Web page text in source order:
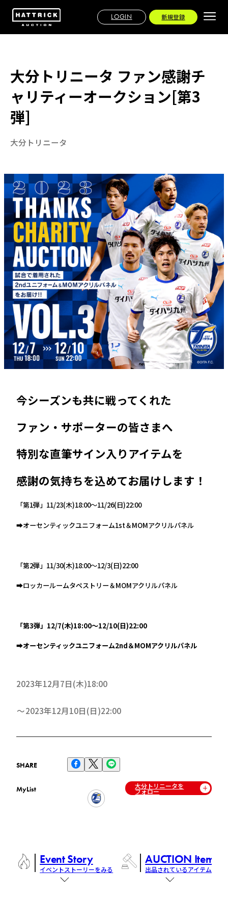
LOGIN 新規登録
大分トリニータ ファン感謝チ
ャリティーオークション[第3
弾]
大分トリニータ
今シーズンも共に戦ってくれた
ファン・サポーターの皆さまへ
特別な直筆サイン入りアイテムを
感謝の気持ちを込めてお届けします！
「第1弾」11/23(木)18:00～11/26(日)22:00
➡オーセンティックユニフォーム1st＆MOMアクリルパネル
「第2弾」11/30(木)18:00～12/3(日)22:00
➡ロッカールームタペストリー＆MOMアクリルパネル
「第3弾」12/7(木)18:00～12/10(日)22:00
➡オーセンティックユニフォーム2nd＆MOMアクリルパネル
2023年12月7日(木)18:00
2023年12月10日(日)22:00
SHARE
MyList 大分トリニータを
フォロー
Event Story
イベントストーリーをみる
AUCTION Items
出品されているアイテム